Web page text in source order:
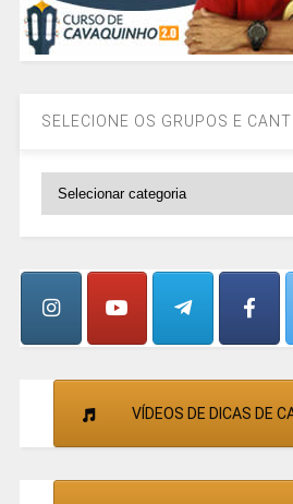
SELECIONE OS GRUPOS E
SELECIONE
CANTORES
VÍDEOS DE DICAS DE